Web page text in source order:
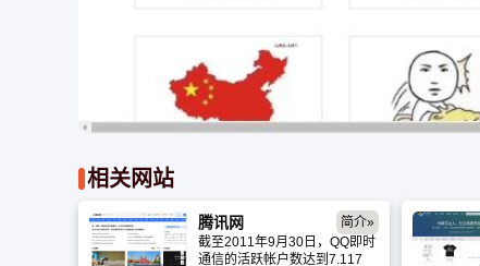
相关网站
腾讯网
截至2011年9月30日，QQ即时
通信的活跃帐户数达到7.117
简介»